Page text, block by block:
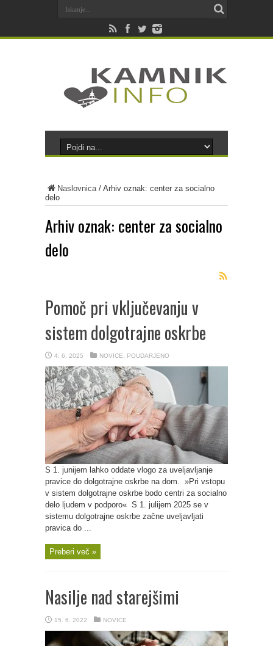
Naslovnica/ Arhiv oznak: center za socialno
delo
Arhiv oznak: center za socialno
delo
Pomoč pri vključevanju v
sistem dolgotrajne oskrbe
4. 6. 2025 NOVICE POUDARJENO
S 1. junijem lahko oddate vlogo za uveljavljanje
pravice do dolgotrajne oskrbe na dom. »Pri vstopu
v sistem dolgotrajne oskrbe bodo centri za socialno
delo ljudem v podporo« S 1. julijem 2025 se v
sistemu dolgotrajne oskrbe začne uveljavljati
pravica do ...
Preberi več »
Nasilje nad starejšimi
15. 6. 2022 NOVICE